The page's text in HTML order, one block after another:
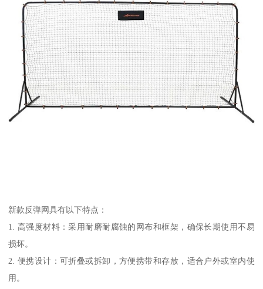
新款反弹网具有以下特点：
1. 高强度材料：采用耐磨耐腐蚀的网布和框架，确保长期使用不易
损坏。
2. 便携设计：可折叠或拆卸，方便携带和存放，适合户外或室内使
用。